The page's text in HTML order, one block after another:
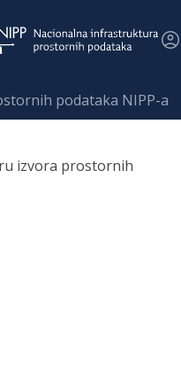
podataka NIPP-a
izvora prostornih